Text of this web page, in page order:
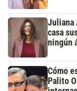
Juliana
casa
ningún
Cómo
Palito